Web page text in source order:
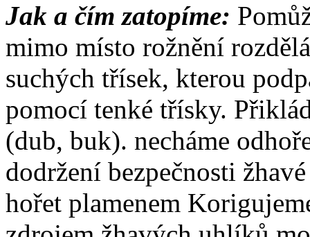
Jak a čím zatopíme:
mimo místo rožnění
suchých třísek, kterou
pomocí tenké třísky.
(dub, buk). necháme
dodržení bezpečnosti
hořet plamenem